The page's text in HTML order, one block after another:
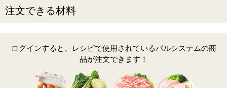
注文できる材料
ログインすると、レシピで使用されているパルシステムの商
品が注文できます！